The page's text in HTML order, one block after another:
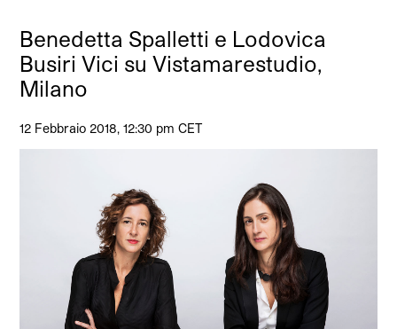
Benedetta Spalletti e Lodovica
Busiri Vici su Vistamarestudio,
Milano
12 Febbraio 2018, 12:30 pm CET